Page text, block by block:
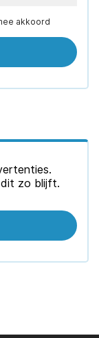
akkoord
dit zo blijft.